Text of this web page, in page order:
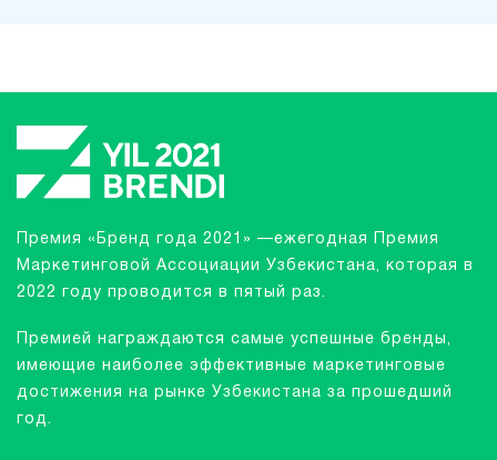
Премия «Бренд года 2021» —ежегодная Премия
Маркетинговой Ассоциации Узбекистана, которая в
2022 году проводится в пятый раз.
Премией награждаются самые успешные бренды,
имеющие наиболее эффективные маркетинговые
достижения на рынке Узбекистана за прошедший
год.